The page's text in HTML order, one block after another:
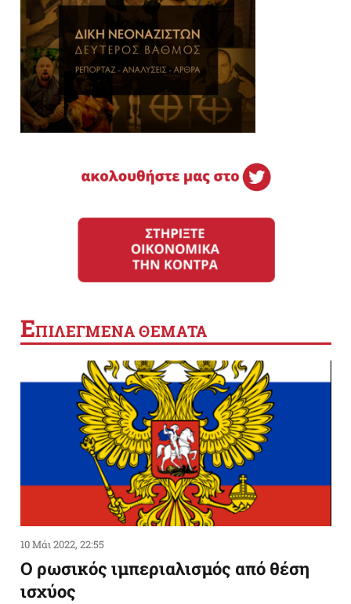
ΕΠΙΛΕΓΜΕΝΑ ΘΕΜΑΤΑ
10 Μάι 2022, 22:55
Ο ρωσικός ιμπεριαλισμός από θέση
ισχύος